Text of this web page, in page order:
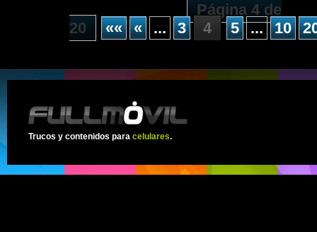
Página 4 de
20
«« « ... 3 4 5 ... 10
Trucos y contenidos para celulares.